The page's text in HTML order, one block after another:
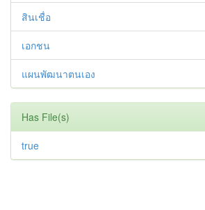
สินเชื่อ
เอกชน
แผนพัฒนาตนเอง
Has File(s)
true